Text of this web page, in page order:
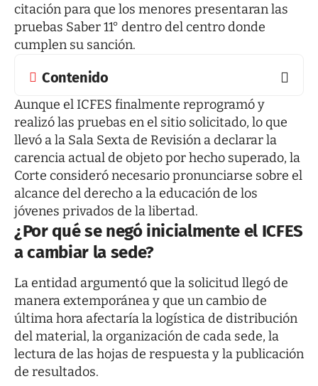
citación para que los menores presentaran las
pruebas Saber 11° dentro del centro donde
cumplen su sanción.
Contenido
Aunque el ICFES finalmente reprogramó y
realizó las pruebas en el sitio solicitado, lo que
llevó a la Sala Sexta de Revisión a declarar la
carencia actual de objeto por hecho superado, la
Corte consideró necesario pronunciarse sobre el
alcance del derecho a la educación de los
jóvenes privados de la libertad.
¿Por qué se negó inicialmente el ICFES
a cambiar la sede?
La entidad argumentó que la solicitud llegó de
manera extemporánea y que un cambio de
última hora afectaría la logística de distribución
del material, la organización de cada sede, la
lectura de las hojas de respuesta y la publicación
de resultados.